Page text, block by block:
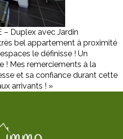
– Duplex avec Jardin
bel appartement à proximité
le définisse ! Un
! Mes remerciements à la
et sa confiance durant cette
arrivants ! »